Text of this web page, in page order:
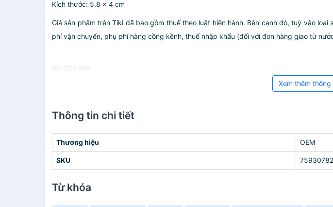
Kích thước: 5.8 × 4 cm
Giá sản phẩm trên Tiki đã bao gồm thuế theo luật hiện hành. Bên cạnh đó, tuỳ vào
phí vận chuyển, phụ phí hàng cồng kềnh, thuế nhập khẩu (đối với đơn hàng giao từ
Giá 005380
Xem thêm thông
Thông tin chi tiết
Thương hiệu OEM
SKU
Từ khóa